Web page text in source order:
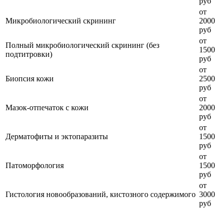
Микробиологический скрининг
от
2000
руб
Полный микробиологический скрининг (без
подтитровки)
от
1500
руб
Биопсия кожи
от
2500
руб
Мазок-отпечаток с кожи
от
2000
руб
Дерматофиты и эктопаразиты
от
1500
руб
Патоморфология
от
1500
руб
Гистология новообразований, кистозного содержимого
от
3000
руб